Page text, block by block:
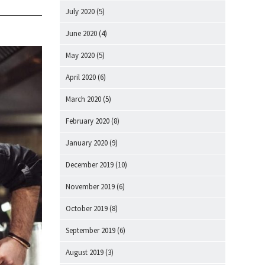
July 2020 (5)
June 2020 (4)
May 2020 (5)
April 2020 (6)
March 2020 (5)
February 2020 (8)
January 2020 (9)
December 2019 (10)
November 2019 (6)
October 2019 (8)
September 2019 (6)
August 2019 (3)